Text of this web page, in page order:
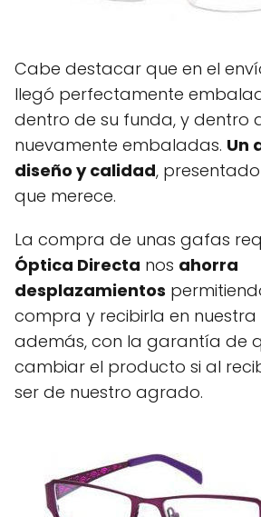
Cabe destacar que en el
llegó perfectamente
dentro de su funda, y dentro
nuevamente embaladas. Un
diseño y calidad,
que merece.
La compra de unas gafas
Óptica Directa nos ahorra
desplazamientos
compra y recibirla en
además, con la garantía de
cambiar el producto si al
ser de nuestro agrado.